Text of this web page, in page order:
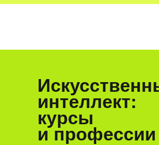
интеллект:
курсы
и профессии